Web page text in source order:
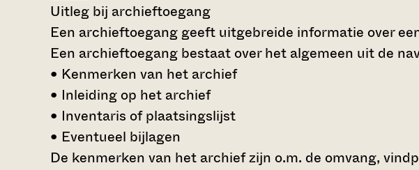
Uitleg bij archieftoegang
Een archieftoegang geeft uitgebreide informatie over
Een archieftoegang bestaat over het algemeen uit de
• Kenmerken van het archief
• Inleiding op het archief
• Inventaris of plaatsingslijst
• Eventueel bijlagen
De kenmerken van het archief zijn o.m. de omvang,